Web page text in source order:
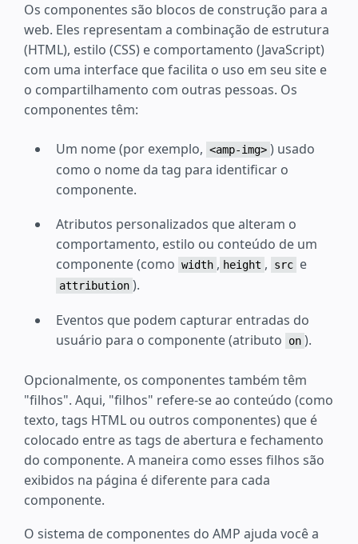
Os componentes são blocos de construção para a
web. Eles representam a combinação de estrutura
(HTML), estilo (CSS) e comportamento (JavaScript)
com uma interface que facilita o uso em seu site e
o compartilhamento com outras pessoas. Os
componentes têm:
Um nome (por exemplo, <amp-img> ) usado
como o nome da tag para identificar o
componente.
Atributos personalizados que alteram o
comportamento, estilo ou conteúdo de um
componente (como width , height , src e
attribution ).
Eventos que podem capturar entradas do
usuário para o componente (atributo
on ).
Opcionalmente, os componentes também têm
"filhos". Aqui, "filhos" refere-se ao conteúdo (como
texto, tags HTML ou outros componentes) que é
colocado entre as tags de abertura e fechamento
do componente. A maneira como esses filhos são
exibidos na página é diferente para cada
componente.
O sistema de componentes do AMP ajuda você a